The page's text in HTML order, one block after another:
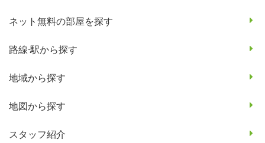
ネット無料の部屋を探す
路線·駅から探す
地域から探す
地図から探す
スタッフ紹介